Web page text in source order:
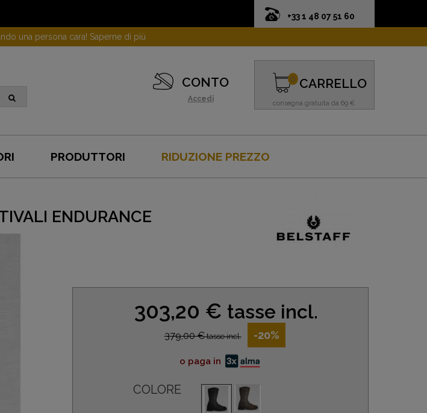
+33 1 48 07 51 60
una persona cara! Saperne di più
CONTO
Accedi
CARRELLO
consegna gratuita da 69 €
0
PRODUTTORI RIDUZIONE PREZZO
ENDURANCE
303,20 € tasse incl.
379,00 €tasse incl. -20%
o paga in
COLORE